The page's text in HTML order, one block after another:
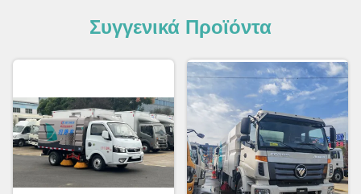
Συγγενικά Προϊόντα